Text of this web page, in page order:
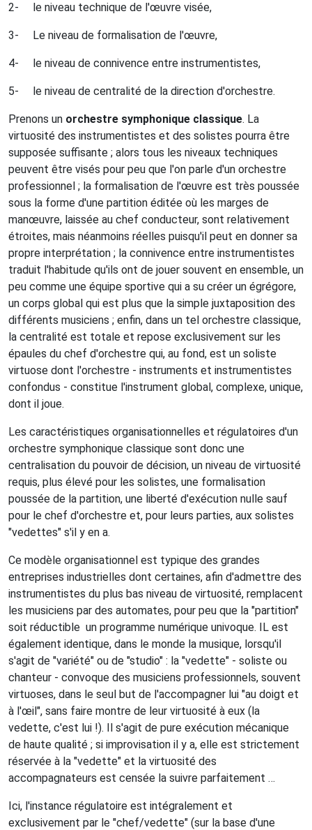
2- le niveau technique de l'œuvre visée,
3- Le niveau de formalisation de l'œuvre,
4- le niveau de connivence entre instrumentistes,
5- le niveau de centralité de la direction d'orchestre.
Prenons un orchestre symphonique classique. La
virtuosité des instrumentistes et des solistes pourra être
supposée suffisante ; alors tous les niveaux techniques
peuvent être visés pour peu que l'on parle d'un orchestre
professionnel ; la formalisation de l'œuvre est très poussée
sous la forme d'une partition éditée où les marges de
manœuvre, laissée au chef conducteur, sont relativement
étroites, mais néanmoins réelles puisqu'il peut en donner sa
propre interprétation ; la connivence entre instrumentistes
traduit l'habitude qu'ils ont de jouer souvent en ensemble, un
peu comme une équipe sportive qui a su créer un égrégore,
un corps global qui est plus que la simple juxtaposition des
différents musiciens ; enfin, dans un tel orchestre classique,
la centralité est totale et repose exclusivement sur les
épaules du chef d'orchestre qui, au fond, est un soliste
virtuose dont l'orchestre - instruments et instrumentistes
confondus - constitue l'instrument global, complexe, unique,
dont il joue.
Les caractéristiques organisationnelles et régulatoires d'un
orchestre symphonique classique sont donc une
centralisation du pouvoir de décision, un niveau de virtuosité
requis, plus élevé pour les solistes, une formalisation
poussée de la partition, une liberté d'exécution nulle sauf
pour le chef d'orchestre et, pour leurs parties, aux solistes
"vedettes" s'il y en a.
Ce modèle organisationnel est typique des grandes
entreprises industrielles dont certaines, afin d'admettre des
instrumentistes du plus bas niveau de virtuosité, remplacent
les musiciens par des automates, pour peu que la "partition"
soit réductible un programme numérique univoque. IL est
également identique, dans le monde la musique, lorsqu'il
s'agit de "variété" ou de "studio" : la "vedette" - soliste ou
chanteur - convoque des musiciens professionnels, souvent
virtuoses, dans le seul but de l'accompagner lui "au doigt et
à l'œil", sans faire montre de leur virtuosité à eux (la
vedette, c'est lui !). Il s'agit de pure exécution mécanique
de haute qualité ; si improvisation il y a, elle est strictement
réservée à la "vedette" et la virtuosité des
accompagnateurs est censée la suivre parfaitement …
Ici, l'instance régulatoire est intégralement et
exclusivement par le "chef/vedette" (sur la base d'une